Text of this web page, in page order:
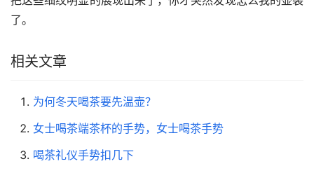
了。
相关文章
为何冬天喝茶要先温壶？
女士喝茶端茶杯的手势，女士喝茶手势
喝茶礼仪手势扣几下